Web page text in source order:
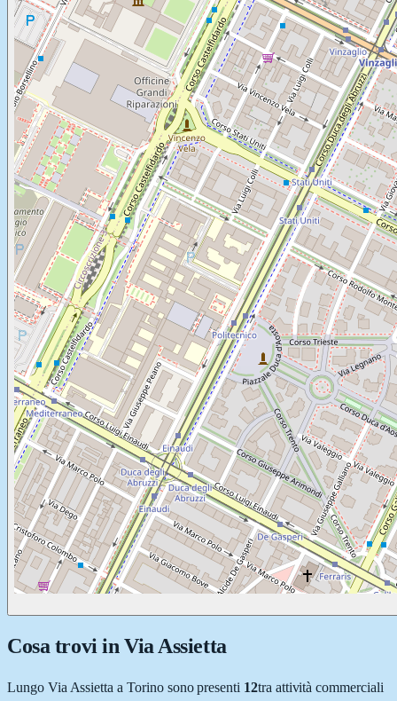
Cosa trovi in Via Assietta
Lungo Via Assietta aTorinosono presenti 12tra attività commerciali